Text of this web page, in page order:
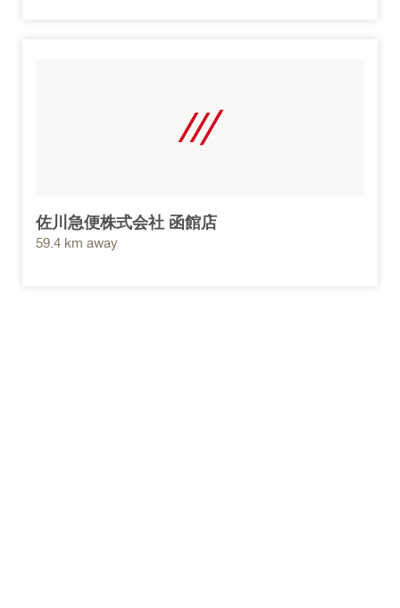
佐川急便株式会社 函館店
59.4 km away